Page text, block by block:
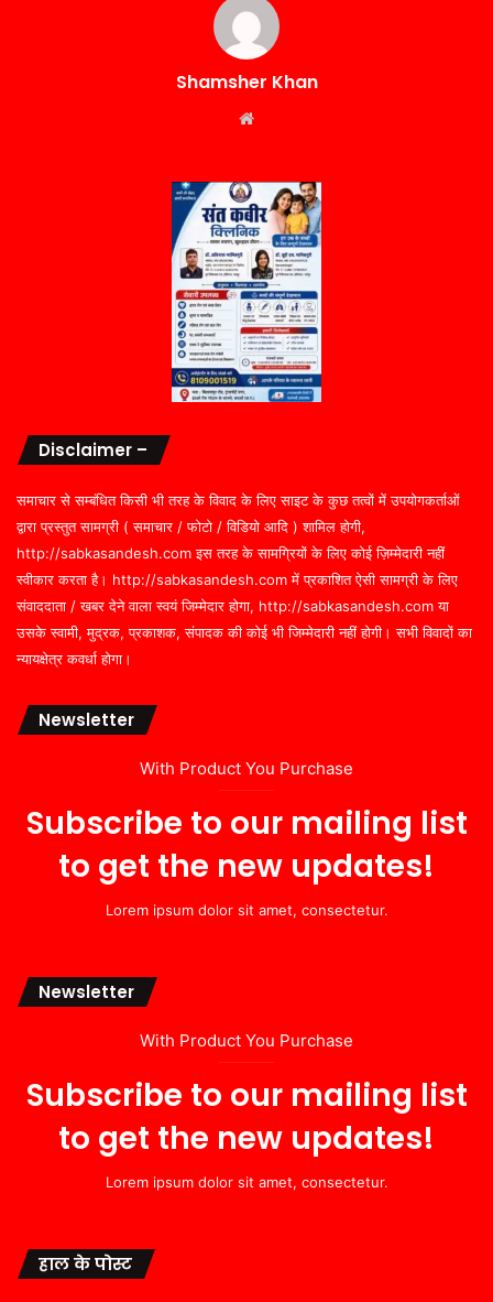
Shamsher Khan
Disclaimer –
समाचार से सम्बंधित किसी भी तरह के विवाद के लिए साइट के कुछ तत्वों में उपयोगकर्ताओं
द्वारा प्रस्तुत सामग्री ( समाचार / फोटो / विडियो आदि ) शामिल होगी,
http://sabkasandesh.com इस तरह के सामग्रियों के लिए कोई ज़िम्मेदारी नहीं
स्वीकार करता है। http://sabkasandesh.com में प्रकाशित ऐसी सामग्री के लिए
संवाददाता / खबर देने वाला स्वयं जिम्मेदार होगा, http://sabkasandesh.com या
उसके स्वामी, मुद्रक, प्रकाशक, संपादक की कोई भी जिम्मेदारी नहीं होगी। सभी विवादों का
न्यायक्षेत्र कवर्धा होगा।
Newsletter
With Product You Purchase
Subscribe to our mailing list
to get the new updates!
Lorem ipsum dolor sit amet, consectetur.
Newsletter
With Product You Purchase
Subscribe to our mailing list
to get the new updates!
Lorem ipsum dolor sit amet, consectetur.
हाल के पोस्ट